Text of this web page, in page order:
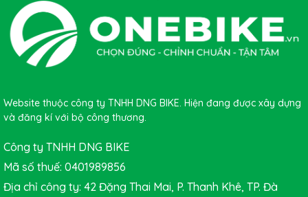
Website thuộc công ty TNHH DNG BIKE. Hiện đang được xây dựng
và đăng kí với bộ công thương.
Công ty TNHH DNG BIKE
Mã số thuế: 0401989856
Địa chỉ công ty: 42 Đặng Thai Mai, P. Thanh Khê, TP. Đà